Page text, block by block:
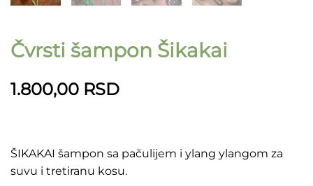
Čvrsti šampon Šikakai
1.800,00 RSD
ŠIKAKAI šampon sa pačulijem i ylang ylangom za
suvu i tretiranu kosu.